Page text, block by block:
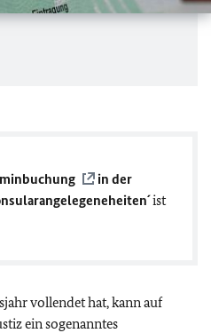
in der
ist
vollendet hat, kann auf
ein sogenanntes